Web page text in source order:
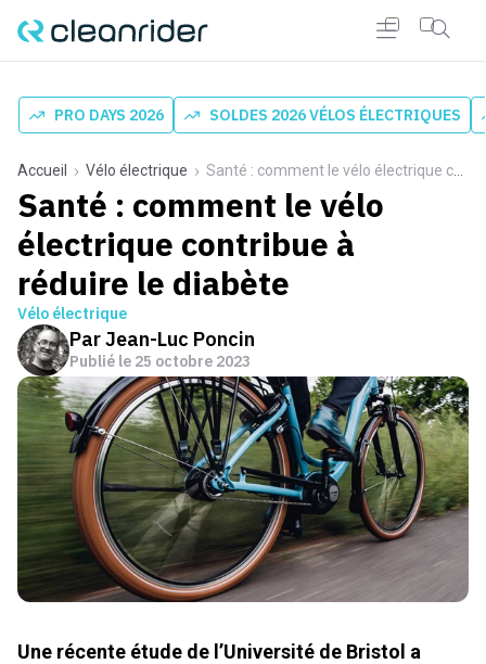
PRO DAYS 2026 SOLDES 2026 VÉLOS ÉLECTRIQUES
Accueil Vélo électrique Santé : comment le vélo électrique contribue à réduire le diabète
Santé : comment le vélo
électrique contribue à
réduire le diabète
Vélo électrique
ParJean-Luc Poncin
Publié le 25 octobre 2023
Une récente étude de l’Université de Bristol a